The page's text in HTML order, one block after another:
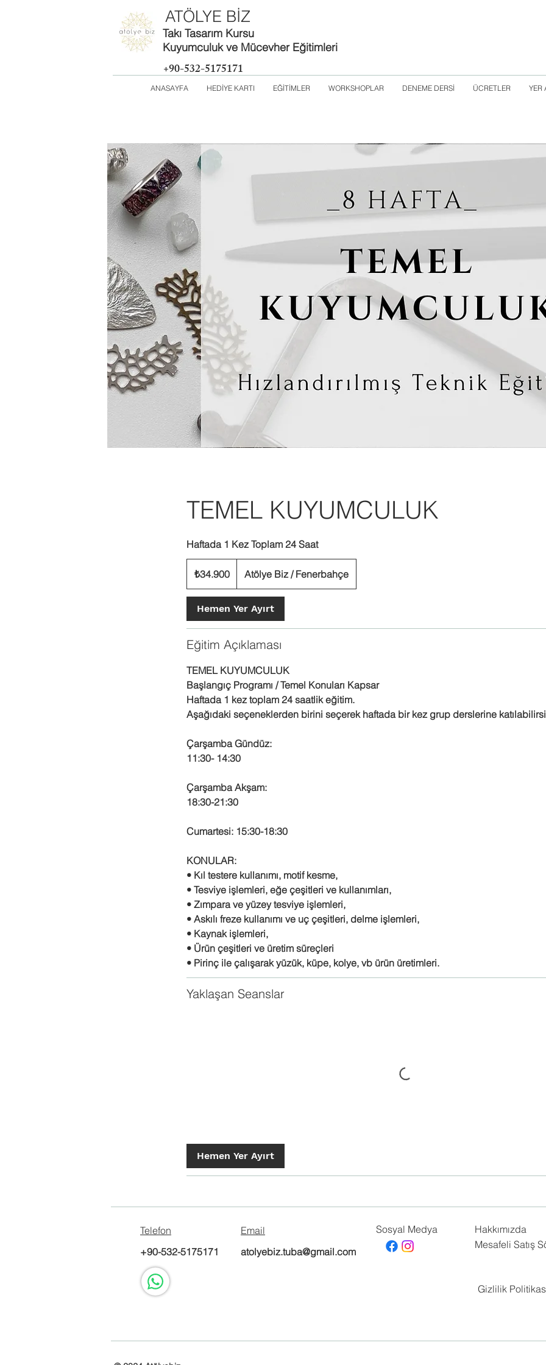
ATÖLYE BİZ
Takı Tasarım Kursu
Kuyumculuk ve Mücevher Eğitimleri
+90-532-5175171
ANASAYFA HEDİYE KARTI EĞİTİMLER WORKSHOPLAR DENEME DERSİ ÜCRETLER YER
TEMEL KUYUMCULUK
Haftada 1 Kez Toplam 24 Saat
Türk
lirası₺34.900 Atölye Biz / Fenerbahçe
Hemen Yer Ayırt
Eğitim Açıklaması
TEMEL KUYUMCULUK
Başlangıç Programı / Temel Konuları Kapsar
Haftada 1 kez toplam 24 saatlik eğitim.
Aşağıdaki seçeneklerden birini seçerek haftada bir kez grup derslerine
Çarşamba Gündüz:
11:30- 14:30
Çarşamba Akşam:
18:30-21:30
Cumartesi: 15:30-18:30
KONULAR:
• Kıl testere kullanımı, motif kesme,
• Tesviye işlemleri, eğe çeşitleri ve kullanımları,
• Zımpara ve yüzey tesviye işlemleri,
• Askılı freze kullanımı ve uç çeşitleri, delme işlemleri,
• Kaynak işlemleri,
• Ürün çeşitleri ve üretim süreçleri
• Pirinç ile çalışarak yüzük, küpe, kolye, vb ürün üretimleri.
Yaklaşan Seanslar
Hemen Yer Ayırt
Telefon
+90-532-5175171
Email
atolyebiz.tuba@gmail.com
Hakkımızda
Sosyal Medya
Mesafeli Satış
Gizlilik